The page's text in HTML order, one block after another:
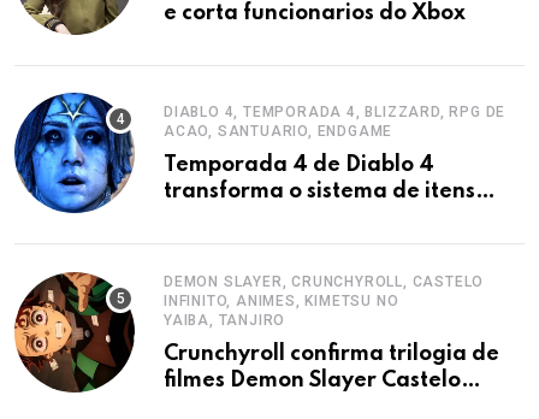
e corta funcionarios do Xbox
DIABLO 4, TEMPORADA 4, BLIZZARD, RPG DE
ACAO, SANTUARIO, ENDGAME
Temporada 4 de Diablo 4
transforma o sistema de itens
DEMON SLAYER, CRUNCHYROLL, CASTELO
INFINITO, ANIMES, KIMETSU NO
YAIBA, TANJIRO
Crunchyroll confirma trilogia de
filmes Demon Slayer Castelo